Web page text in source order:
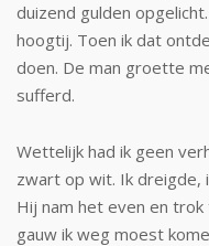
dui­zend gulden
hoogtij. Toen ik dat
doen. De man groette
sufferd.
Wettelijk had ik geen
zwart op wit. Ik dreigde,
Hij nam het even en
gauw ik weg moest